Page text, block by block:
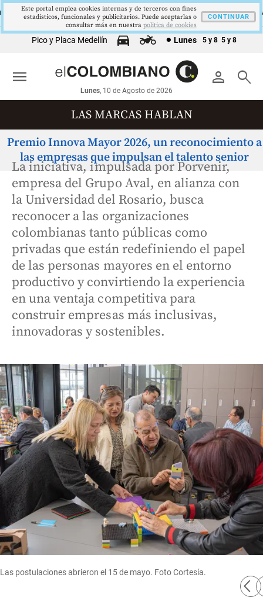
9,9 % PIB 2,8 %
▲ 0.10
$4178,23
▲ 0.42
5,81 %
▼ 0.12
DTF12,48 %
▲ 0.05
UVR
Pico y Placa Medellín Lunes 5 y 8 5 y 8
person search
Lunes, 10 de Agosto de 2026
menu
LAS MARCAS HABLAN
Premio Innova Mayor 2026, un reconocimiento a
las empresas que impulsan el talento senior
La iniciativa, impulsada por Porvenir,
empresa del Grupo Aval, en alianza con
la Universidad del Rosario, busca
reconocer a las organizaciones
colombianas tanto públicas como
privadas que están redefiniendo el papel
de las personas mayores en el entorno
productivo y convirtiendo la experiencia
en una ventaja competitiva para
construir empresas más inclusivas,
innovadoras y sostenibles.
arrow_back_ios
Las postulaciones abrieron el 15 de mayo. Foto Cortesía.
Este portal emplea cookies internas y de terceros con fines
estadísticos, funcionales y publicitarios. Puede aceptarlas o
consultar más en nuestra politica de cookies
CONTINUAR